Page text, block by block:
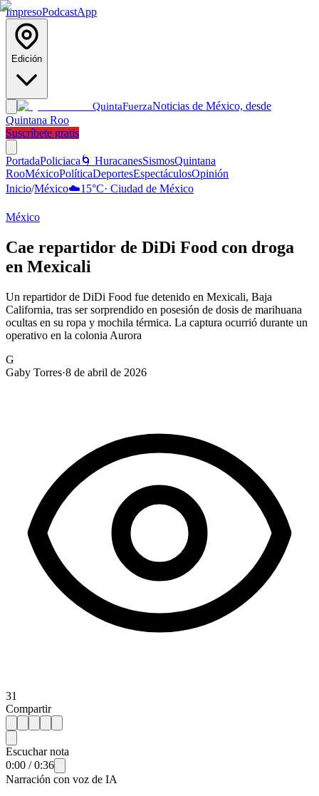
ImpresoPodcastApp
Edición
QuintaFuerzaNoticias de México, desde
Quintana Roo
Suscríbete gratis
PortadaPoliciaca 🌀 HuracanesSismosQuintana
RooMéxicoPolíticaDeportesEspectáculosOpinión
Inicio/México☁️15°C· Ciudad de México
México
Cae repartidor de DiDi Food con droga
en Mexicali
Un repartidor de DiDi Food fue detenido en Mexicali, Baja
California, tras ser sorprendido en posesión de dosis de marihuana
ocultas en su ropa y mochila térmica. La captura ocurrió durante un
operativo en la colonia Aurora
G
Gaby Torres·8 de abril de 2026
31
Compartir
Escuchar nota
0:00 /0:36
Narración con voz de IA